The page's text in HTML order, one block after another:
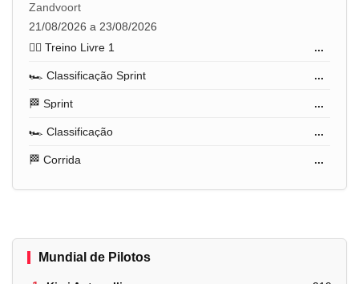
Zandvoort
21/08/2026 a 23/08/2026
🏋️‍♂️ Treino Livre 1
...
🏎️ Classificação Sprint ...
🏁 Sprint ...
🏎️ Classificação ...
🏁 Corrida ...
Mundial de Pilotos